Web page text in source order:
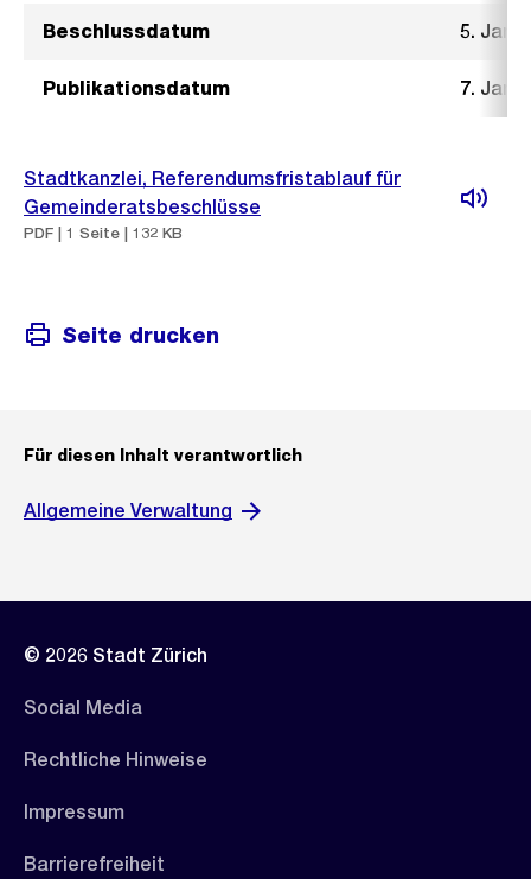
Beschlussdatum 5.
Publikationsdatum 7.
Stadtkanzlei, Referendumsfristablauf für
Gemeinderatsbeschlüsse
PDF | 1 Seite | 132 KB
Seite drucken
Für diesen Inhalt verantwortlich
Allgemeine Verwaltung
© 2026 Stadt Zürich
Social Media
Rechtliche Hinweise
Impressum
Barrierefreiheit